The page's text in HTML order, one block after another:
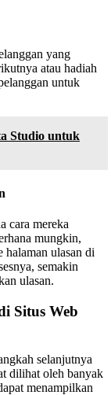
yang
atau hadiah
untuk
Studio untuk
cara mereka
mungkin,
halaman ulasan di
semakin
ulasan.
Situs Web
selanjutnya
dilihat oleh banyak
menampilkan